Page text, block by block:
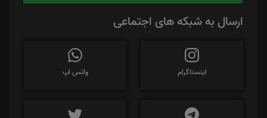
ارسال به شبکه های اجتماعی
اینستاگرام واتس اپ